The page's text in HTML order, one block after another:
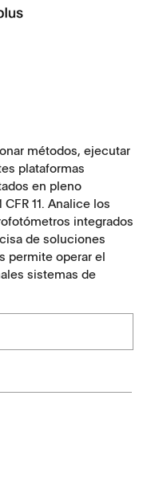
métodos, ejecutar
plataformas
en pleno
11. Analice los
integrados
de soluciones
permite operar el
sistemas de